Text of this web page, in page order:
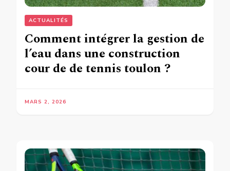
ACTUALITÉS
Comment intégrer la gestion de
l’eau dans une construction
cour de de tennis toulon ?
MARS 2, 2026